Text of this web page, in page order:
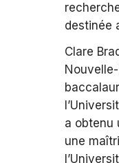
destinée
Clare
a obtenu
une